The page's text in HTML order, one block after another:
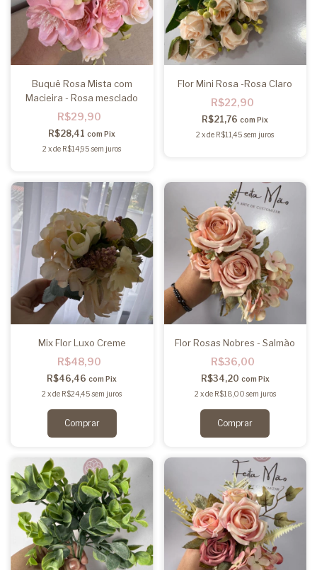
Buquê Rosa Mista com
Macieira - Rosa mesclado
R$29,90
R$28,41com Pix
2 xde R$14,95 sem juros
Flor Mini Rosa -Rosa Claro
R$22,90
R$21,76com Pix
2 xde R$11,45 sem juros
Mix Flor Luxo Creme
R$48,90
R$46,46com Pix
2 xde R$24,45 sem juros
Flor Rosas Nobres - Salmão
R$36,00
R$34,20 com Pix
2 xde R$18,00 sem juros